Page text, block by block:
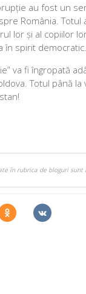
au fost un
România.
lor și al
în spirit democratic.
va fi îngropată
Totul până
în rubrica de bloguri